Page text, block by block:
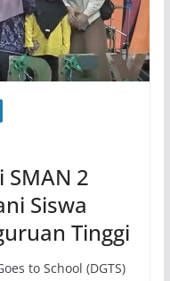
SMAN 2
Siswa
Tinggi
to School (DGTS)